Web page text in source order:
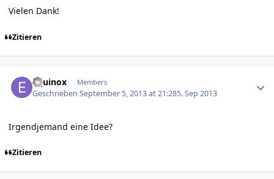
Vielen Dank!
Zitieren
Equinox Members
GeschriebenSeptember 5, 2013 at 21:285. Sep 2013
Irgendjemand eine Idee?
Zitieren